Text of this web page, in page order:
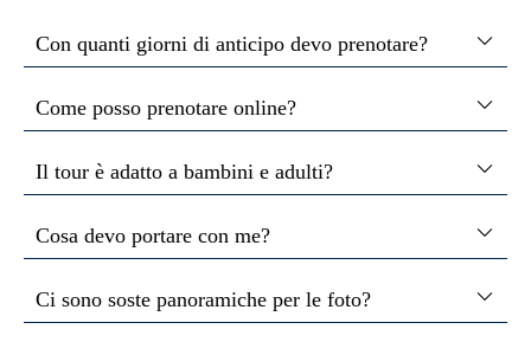
Con quanti giorni di anticipo devo prenotare?
Come posso prenotare online?
Il tour è adatto a bambini e adulti?
Cosa devo portare con me?
Ci sono soste panoramiche per le foto?